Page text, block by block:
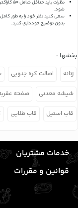
شود.
سعی کنید نظر خود را به طور
بدون توضیح خودداری کنید.
بخشها :
زنانه اصالت کره جنوبی
شیشه معدنی صفحه
قاب استیل قاب طلایی
خدمات مشتریان
قوانین و مقررات